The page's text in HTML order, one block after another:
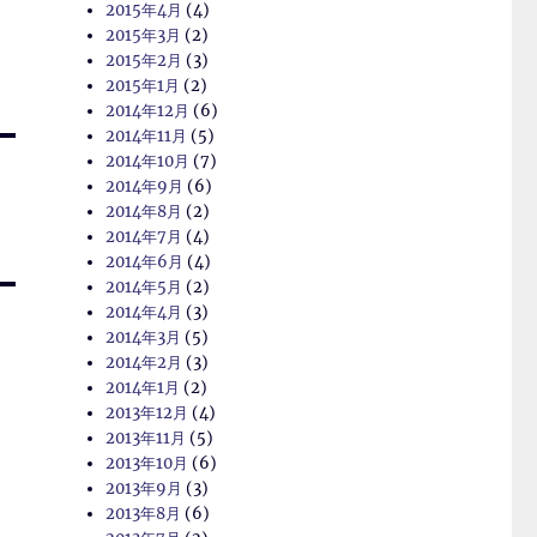
2015年4月 (4)
2015年3月 (2)
2015年2月 (3)
2015年1月 (2)
2014年12月 (6)
2014年11月 (5)
2014年10月 (7)
2014年9月 (6)
2014年8月 (2)
2014年7月 (4)
2014年6月 (4)
2014年5月 (2)
2014年4月 (3)
2014年3月 (5)
2014年2月 (3)
2014年1月 (2)
2013年12月 (4)
2013年11月 (5)
2013年10月 (6)
2013年9月 (3)
2013年8月 (6)